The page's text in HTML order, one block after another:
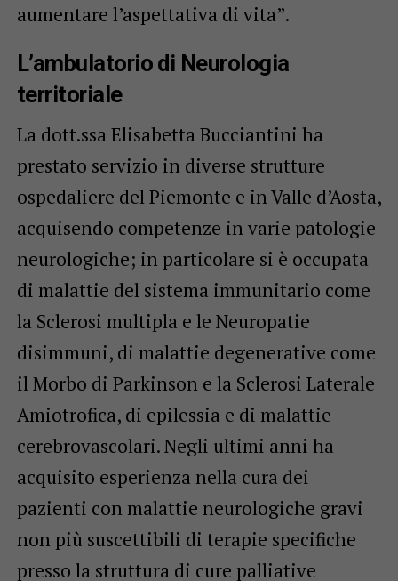
aumentare l’aspettativa di vita”.
L’ambulatorio di Neurologia
territoriale
La dott.ssa Elisabetta Bucciantini ha
prestato servizio in diverse strutture
ospedaliere del Piemonte e in Valle d’Aosta,
acquisendo competenze in varie patologie
neurologiche; in particolare si è occupata
di malattie del sistema immunitario come
la Sclerosi multipla e le Neuropatie
disimmuni, di malattie degenerative come
il Morbo di Parkinson e la Sclerosi Laterale
Amiotrofica, di epilessia e di malattie
cerebrovascolari. Negli ultimi anni ha
acquisito esperienza nella cura dei
pazienti con malattie neurologiche gravi
non più suscettibili di terapie specifiche
presso la struttura di cure palliative